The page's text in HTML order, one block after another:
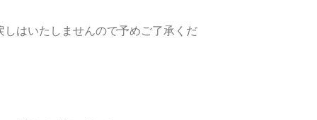
はいたしませんので予めご了承くだ